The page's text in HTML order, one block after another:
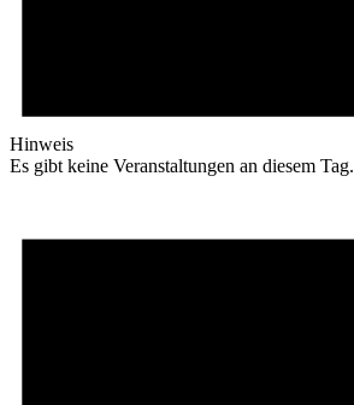
Hinweis
Es gibt keine Veranstaltungen an diesem Tag.